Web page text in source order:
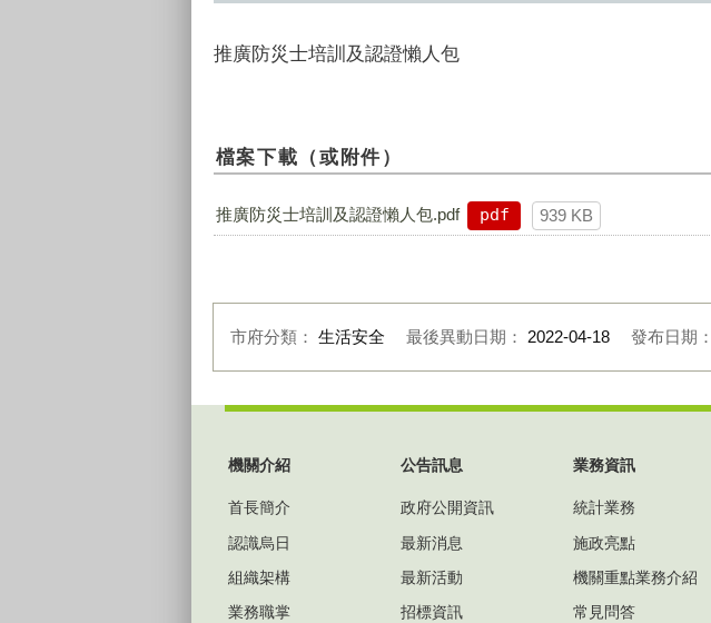
推廣防災士培訓及認證懶人包
檔案下載（或附件）
推廣防災士培訓及認證懶人包.pdf pdf 939 KB
市府分類： 生活安全 最後異動日期： 2022-04-18 發布日期：
機關介紹
首長簡介
認識烏日
組織架構
業務職掌
公告訊息
政府公開資訊
最新消息
最新活動
招標資訊
業務資訊
統計業務
施政亮點
機關重點業務介紹
常見問答